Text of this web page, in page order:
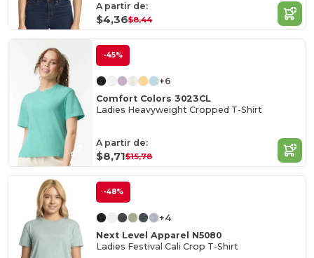
A partir de:
$4,36$8,44
-45%
+6
Comfort Colors 3023CL
Ladies Heavyweight Cropped T-Shirt
A partir de:
$8,71$15,78
-48%
+4
Next Level Apparel N5080
Ladies Festival Cali Crop T-Shirt